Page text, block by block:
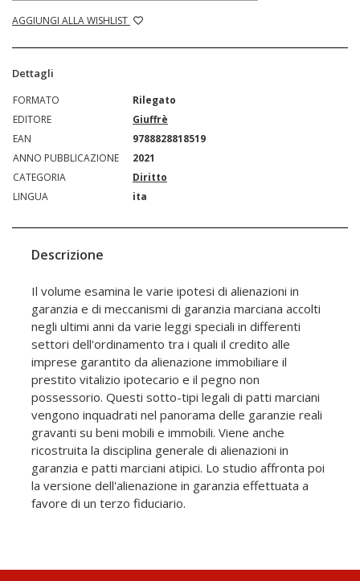
AGGIUNGI ALLA WISHLIST
Dettagli
FORMATO
Rilegato
EDITORE
Giuffrè
EAN
9788828818519
ANNO PUBBLICAZIONE
2021
CATEGORIA
Diritto
LINGUA
ita
Descrizione
Il volume esamina le varie ipotesi di alienazioni in
garanzia e di meccanismi di garanzia marciana accolti
negli ultimi anni da varie leggi speciali in differenti
settori dell'ordinamento tra i quali il credito alle
imprese garantito da alienazione immobiliare il
prestito vitalizio ipotecario e il pegno non
possessorio. Questi sotto-tipi legali di patti marciani
vengono inquadrati nel panorama delle garanzie reali
gravanti su beni mobili e immobili. Viene anche
ricostruita la disciplina generale di alienazioni in
garanzia e patti marciani atipici. Lo studio affronta poi
la versione dell'alienazione in garanzia effettuata a
favore di un terzo fiduciario.